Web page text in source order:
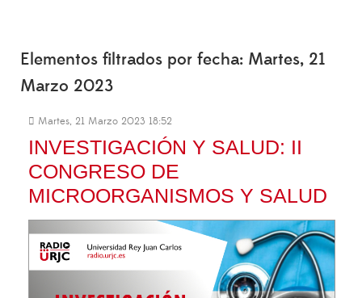
Elementos filtrados por fecha: Martes, 21
Marzo 2023
Martes, 21 Marzo 2023 18:52
INVESTIGACIÓN Y SALUD: II
CONGRESO DE
MICROORGANISMOS Y SALUD